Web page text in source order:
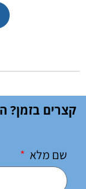
קצרים בזמן?
שם מלא